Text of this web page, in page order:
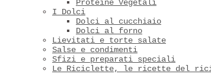
Proteine Vegetali
I Dolci
Dolci al cucchiaio
Dolci al forno
Lievitati e torte salate
Salse e condimenti
Sfizi e preparati speciali
Le Riciclette, le ricette del